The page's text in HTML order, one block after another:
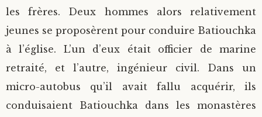
les frères. Deux hommes alors relativement
jeunes se proposèrent pour conduire Batiouchka
à l’église. L’un d’eux était officier de marine
retraité, et l’autre, ingénieur civil. Dans un
micro-autobus qu’il avait fallu acquérir, ils
conduisaient Batiouchka dans les monastères